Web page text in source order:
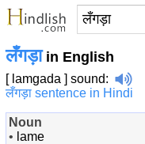
लँगड़ाin English
[ lamgada ] sound:
लँगड़ा sentence in Hindi
Noun
• lame